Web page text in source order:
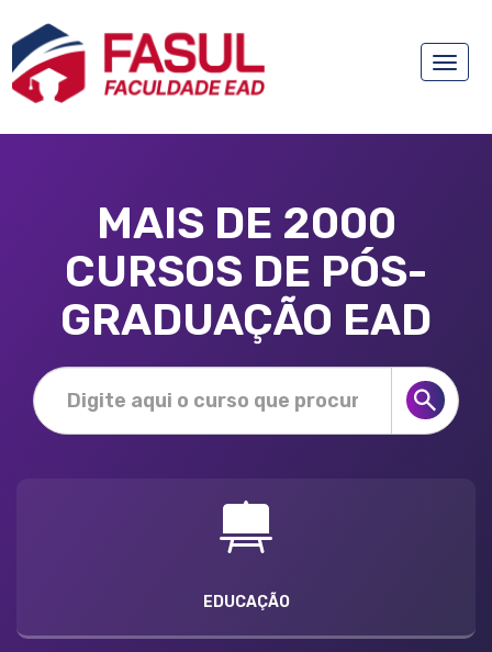
Toggle
MAIS DE 2000
CURSOS DE PÓS-
GRADUAÇÃO EAD
EDUCAÇÃO